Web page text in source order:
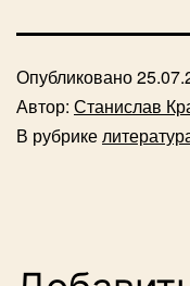
Опубликовано
Автор: Станислав
В рубрике